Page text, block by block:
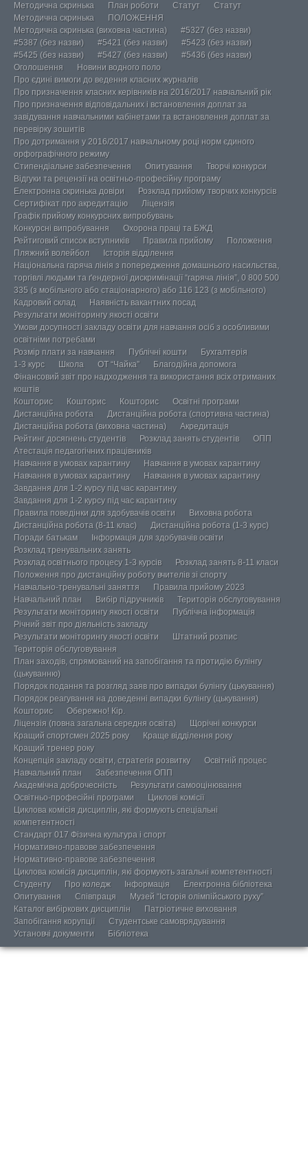
Методична скринька
План роботи Статут
Статут
Методична скринька
ПОЛОЖЕННЯ
Методична скринька (виховна частина)
#5327 (без назви)
#5387 (без назви)
#5421 (без назви)
#5423 (без назви)
#5425 (без назви)
#5427 (без назви)
#5436 (без назви)
Оголошення
Новини водного поло
Про єдині вимоги до ведення класних журналів
Про призначення класних керівників на 2016/2017 навчальний рік
Про призначення відповідальних і встановлення доплат за
завідування навчальними кабінетами та встановлення доплат за
перевірку зошитів
Про дотримання у 2016/2017 навчальному році норм єдиного
орфографічного режиму
Стипендіальне забезпечення
Опитування
Творчі конкурси
Відгуки та рецензії на освітньо-професійну програму
Електронна скринька довіри
Розклад прийому творчих конкурсів
Сертифікат про акредитацію
Ліцензія
Графік прийому конкурсних випробувань
Конкурсні випробування
Охорона праці та БЖД
Рейтиговий список вступників
Правила прийому
Положення
Пляжний волейбол
Історія відділення
Національна гаряча лінія з попередження домашнього насильства,
торгівлі людьми та ґендерної дискримінації “гаряча лінія”, 0 800 500
335 (з мобільного або стаціонарного) або 116 123 (з мобільного)
Кадровий склад
Наявність вакантних посад
Результати моніторингу якості освіти
Умови досупності закладу освіти для навчання осіб з особливими
освітніми потребами
Розмір плати за навчання
Публічні кошти
Бухгалтерія
1-3 курс
Школа ОТ “Чайка”
Благодійна допомога
Фінансовий звіт про надходження та використання всіх отриманих
коштів
Кошторис
Кошторис Кошторис
Освітні програми
Дистанційна робота
Дистанційна робота (спортивна частина)
Дистанційна робота (виховна частина)
Акредитація
Рейтинг досягнень студентів
Розклад занять студентів
ОПП
Атестація педагогічних працівників
Навчання в умовах карантину
Навчання в умовах карантину
Навчання в умовах карантину
Навчання в умовах карантину
Завдання для 1-2 курсу під час карантину
Завдання для 1-2 курсу під час карантину
Правила поведінки для здобувачів освіти
Виховна робота
Дистанційна робота (8-11 клас)
Дистанційна робота (1-3 курс)
Поради батькам
Інформація для здобувачів освіти
Розклад тренувальних занять
Розклад освітнього процесу 1-3 курсів
Розклад занять 8-11 класи
Положення про дистанційну роботу вчителів зі спорту
Навчально-тренувальні заняття
Правила прийому 2023
Навчальний план
Вибір підручників
Територія обслуговування
Результати моніторингу якості освіти
Публічна інформація
Річний звіт про діяльність закладу
Результати моніторингу якості освіти
Штатний розпис
Територія обслуговування
План заходів, спрямований на запобігання та протидію булінгу
(цькуванню)
Порядок подання та розгляд заяв про випадки булінгу (цькування)
Порядок реагування на доведенні випадки булінгу (цькування)
Кошторис
Обережно! Кір.
Ліцензія (повна загальна середня освіта)
Щорічні конкурси
Кращий спортсмен 2025 року
Краще відділення року
Кращий тренер року
Концепція закладу освіти, стратегія розвитку
Освітній процес
Навчальний план
Забезпечення ОПП
Академічна доброчесність
Результати самооцінювання
Освітньо-професійні програми
Циклові комісії
Циклова комісія дисциплін, які формують спеціальні
компетентності
Стандарт 017 Фізична культура і спорт
Нормативно-правове забезпечення
Нормативно-правове забезпечення
Циклова комісія дисциплін, які формують загальні компетентності
Студенту
Про коледж Інформація
Електронна бібліотека
Опитування
Співпраця
Музей “Історія олімпійського руху”
Каталог вибіркових дисциплін
Патріотичне виховання
Запобігання корупції
Студентське самоврядування
Установчі документи
Бібліотека